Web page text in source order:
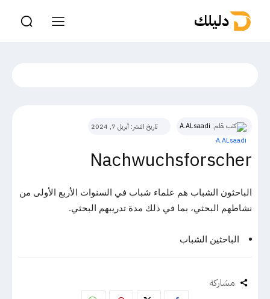
دليلك
كتب بقلم: A.ALsaadi تاريخ النشر: أبريل 7, 2024
Nachwuchsforscher
الباحثون الشباب هم علماء شباب في السنوات الأربع الأولى من
نشاطهم البحثي، بما في ذلك مدة تدريبهم البحثي.
الباحثين الشباب
مشاركة